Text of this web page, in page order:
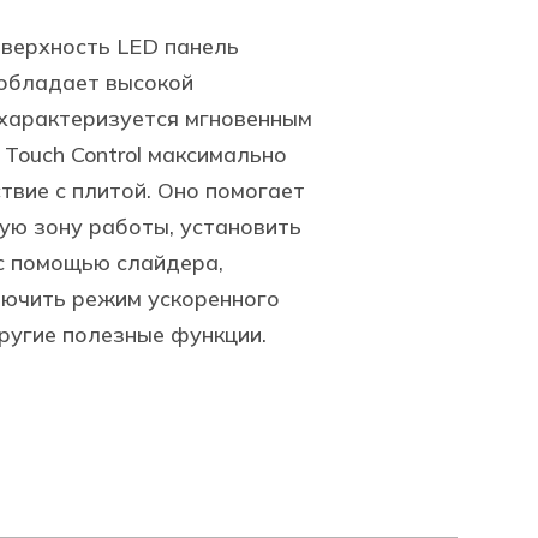
LED панель
высокой
мгновенным
Control максимально
с плитой. Оно помогает
зону работы, установить
помощью слайдера,
режим ускоренного
полезные функции.